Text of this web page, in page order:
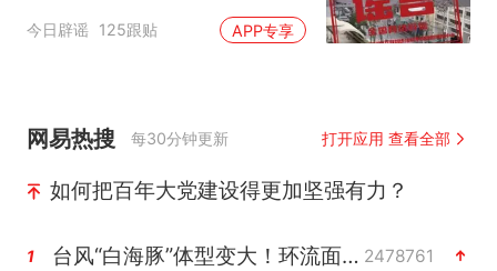
（2026·08·06）
今日辟谣 125跟贴 APP专享
网易热搜 每30分钟更新 打开应用 查看全部
如何把百年大党建设得更加坚强有力？
1 台风“白海豚”体型变大！环流面积接近13个浙江那么大 2478761